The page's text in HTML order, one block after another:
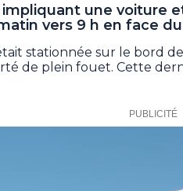
une voiture
vers 9 h en face
stationnée sur le bord
de plein fouet. Cette